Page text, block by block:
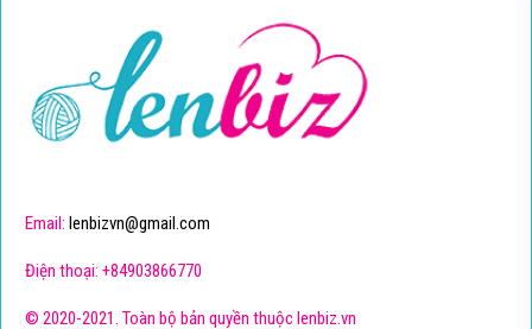
Email:lenbizvn@gmail.com
Điện thoại: +84903866770
© 2020-2021. Toàn bộ bản quyền thuộc lenbiz.vn